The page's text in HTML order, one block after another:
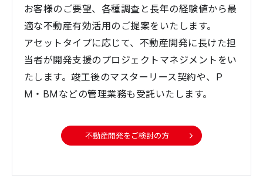
お客様のご要望、各種調査と長年の経験値から最
適な不動産有効活用のご提案をいたします。
アセットタイプに応じて、不動産開発に長けた担
当者が開発支援のプロジェクトマネジメントをい
たします。竣工後のマスターリース契約や、P
M・BMなどの管理業務も受託いたします。
不動産開発をご検討の方